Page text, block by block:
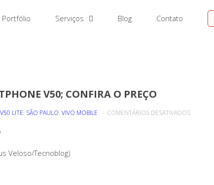
Portfólio Serviços Blog Contato
V50; CONFIRA O PREÇO
LITE, SÃO PAULO, VIVO MOBILE COMENTÁRIOS DESATIVADOSEM
Veloso/Tecnoblog)